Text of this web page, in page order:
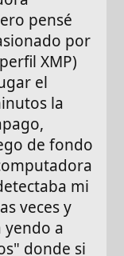
pensé
por
XMP)
el
la
de fondo
mi
veces y
a
donde si